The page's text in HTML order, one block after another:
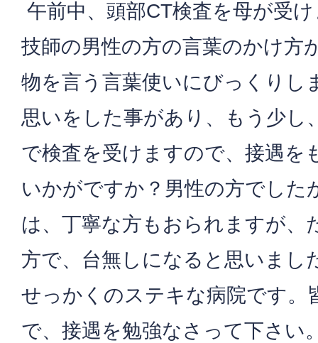
午前中、頭部CT検査を母が受
技師の男性の方の言葉のかけ方
物を言う言葉使いにびっくりし
思いをした事があり、もう少し
で検査を受けますので、接遇を
いかがですか？男性の方でした
は、丁寧な方もおられますが、
方で、台無しになると思いまし
せっかくのステキな病院です。
で、接遇を勉強なさって下さい